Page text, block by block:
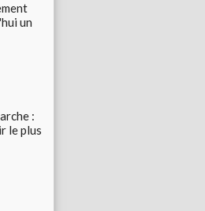
un
:
le plus